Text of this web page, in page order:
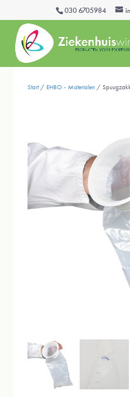
030 6705984
Start/ EHBO - Materialen /